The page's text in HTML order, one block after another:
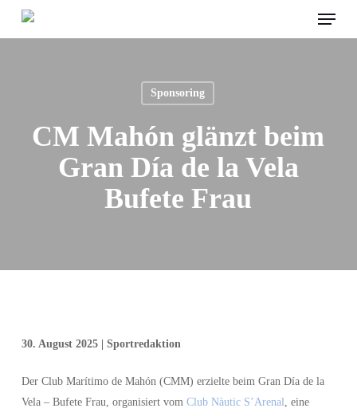
Menu
Sponsoring
CM Mahón glänzt beim
Gran Día de la Vela
Bufete Frau
30. August 2025 | Sportredaktion
Der Club Marítimo de Mahón (CMM) erzielte beim Gran Día de la
Vela – Bufete Frau, organisiert vom Club Nàutic S’Arenal, eine